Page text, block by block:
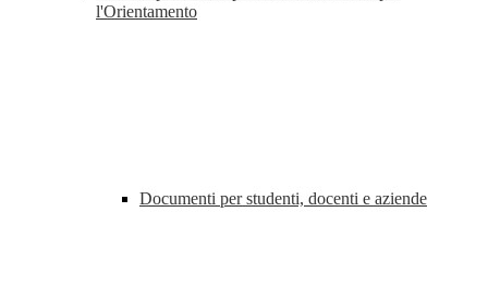
l'Orientamento
Documenti per studenti, docenti e aziende